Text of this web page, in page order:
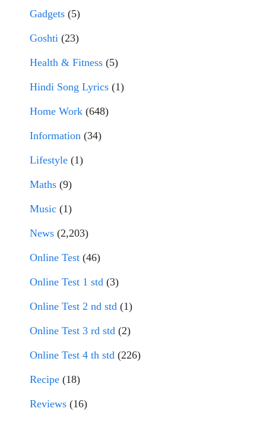
Gadgets (5)
Goshti (23)
Health & Fitness (5)
Hindi Song Lyrics (1)
Home Work (648)
Information (34)
Lifestyle (1)
Maths (9)
Music (1)
News (2,203)
Online Test (46)
Online Test 1 std (3)
Online Test 2 nd std (1)
Online Test 3 rd std (2)
Online Test 4 th std (226)
Recipe (18)
Reviews (16)